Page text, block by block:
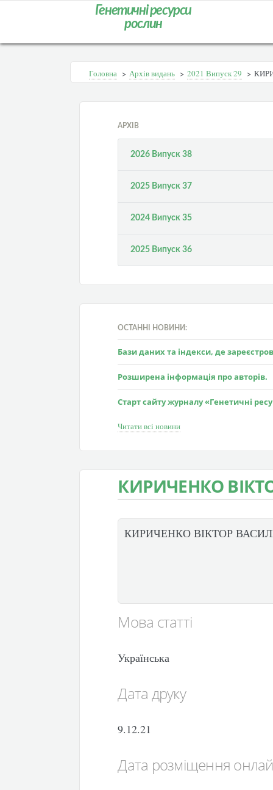
Генетичні ресурси
рослин
Головна > Архів видань > 2021 Випуск 29 >
АРХІВ
2026 Випуск 38
2025 Випуск 37
2024 Випуск 35
2025 Випуск 36
ОСТАННІ НОВИНИ:
Бази даних та індекси, де
Розширена інформація про авторів.
Старт сайту журналу «Генетичні
Читати всі новини
КИРИЧЕНКО
КИРИЧЕНКО ВІКТОР
Мова статті
Українська
Дата друку
9.12.21
Дата розміщення